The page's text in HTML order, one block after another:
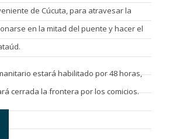
de Cúcuta, para atravesar la
en la mitad del puente y hacer el
estará habilitado por 48 horas,
cerrada la frontera por los comicios.